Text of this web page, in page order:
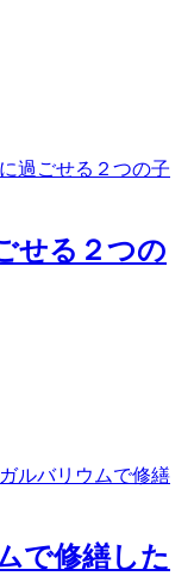
せる２つの
で修繕した